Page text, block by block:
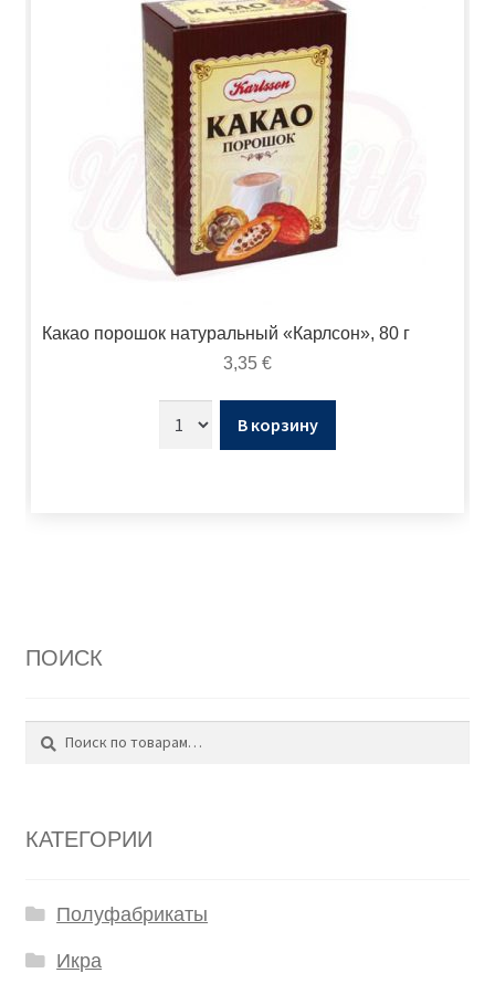
Какао порошок натуральный «Карлсон», 80 г
3,35 €
В корзину
ПОИСК
Поиск
КАТЕГОРИИ
Полуфабрикаты
Икра